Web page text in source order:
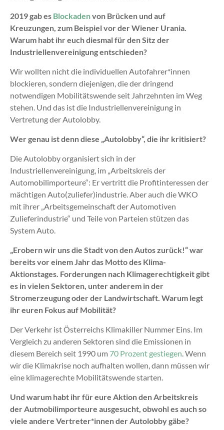
2019 gab es Blockadenvon Brücken und auf
Kreuzungen, zum Beispiel vor der Wiener Urania.
Warum habt ihr euch diesmal für den Sitz der
Industriellenvereinigung entschieden?
Wir wollten nicht die individuellen Autofahrer*innen
blockieren, sondern diejenigen, die der dringend
notwendigen Mobilitätswende seit Jahrzehnten im Weg
stehen. Und das ist die Industriellenvereinigung in
Vertretung der Autolobby.
Wer genau ist denn diese „Autolobby“, die ihr kritisiert?
Die Autolobby organisiert sich in der
Industriellenvereinigung, im „Arbeitskreis der
Automobilimporteure“: Er vertritt die Profitinteressen der
mächtigen Auto(zuliefer)industrie. Aber auch die WKO
mit ihrer „Arbeitsgemeinschaft der Automotiven
Zulieferindustrie“ und Teile von Parteien stützen das
System Auto.
„Erobern wir uns die Stadt von den Autos zurück!“war
bereits vor einem Jahr das Motto des Klima-
Aktionstages. Forderungen nach Klimagerechtigkeitgibt
es in vielen Sektoren, unter anderem in der
Stromerzeugung oder der Landwirtschaft. Warum legt
ihr euren Fokus auf Mobilität?
Der Verkehr ist Österreichs Klimakiller Nummer Eins. Im
Vergleich zu anderen Sektoren sind die Emissionen in
diesem Bereich seit 1990 um 70 Prozent gestiegen. Wenn
wir die Klimakrise noch aufhalten wollen, dann müssen wir
eine klimagerechte Mobilitätswende starten.
Und warum habt ihr für eure Aktion den Arbeitskreis
der Autmobilimporteure ausgesucht, obwohl es auch so
viele andere Vertreter*innen der Autolobby gäbe?